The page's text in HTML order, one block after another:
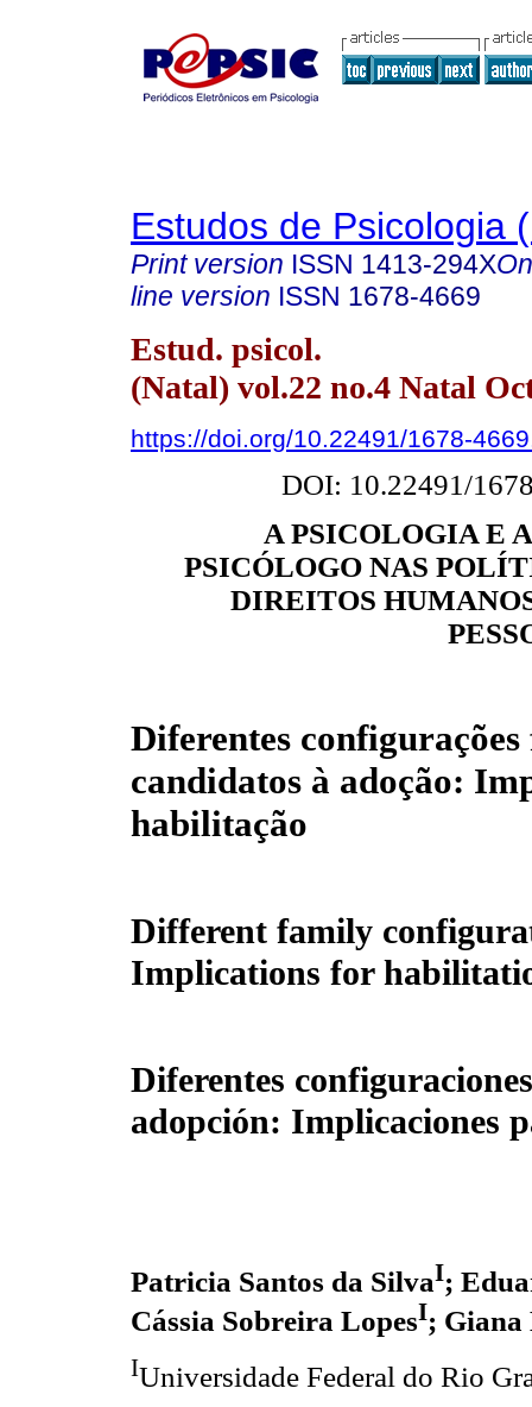
Estudos de Psicologia
Print version ISSN 1413-294X
line version ISSN 1678-4669
Estud. psicol.
(Natal) vol.22 no.4 Natal
https://doi.org/10.22491/1678-
DOI: 10.22491/
A PSICOLOGIA E
PSICÓLOGO NAS
DIREITOS
Diferentes
candidatos à adoção:
habilitação
Different family
Implications for
Diferentes
adopción: Implicaciones
Patricia Santos da SilvaI;
Cássia Sobreira LopesI;
IUniversidade Federal do Rio